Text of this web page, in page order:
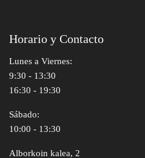
Horario y Contacto
Lunes a Viernes:
9:30 - 13:30
16:30 - 19:30
Sábado:
10:00 - 13:30
Alborkoin kalea, 2